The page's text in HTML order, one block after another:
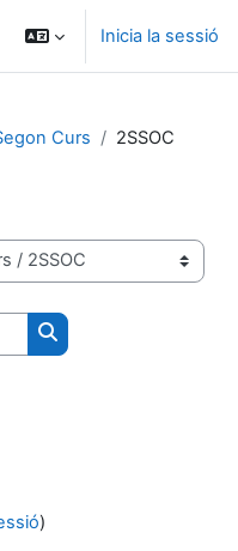
Inicia la sessió
Curs 2SSOC
Busca cursos
)